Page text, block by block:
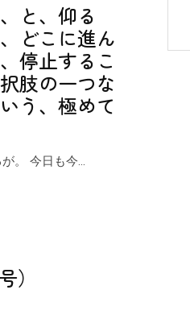
と、仰る
どこに進ん
停止するこ
肢の一つな
う、極めて
。 今日も今...
）